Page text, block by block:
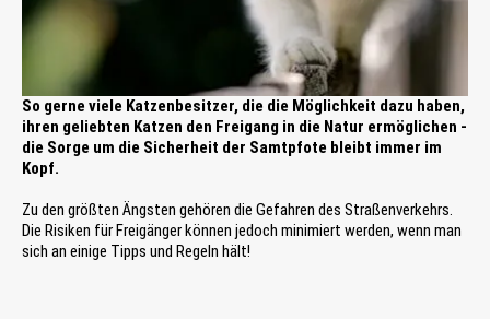
So gerne viele Katzenbesitzer, die die Möglichkeit dazu haben,
ihren geliebten Katzen den Freigang in die Natur ermöglichen -
die Sorge um die Sicherheit der Samtpfote bleibt immer im
Kopf.
Zu den größten Ängsten gehören die Gefahren des Straßenverkehrs.
Die Risiken für Freigänger können jedoch minimiert werden, wenn man
sich an einige Tipps und Regeln hält!